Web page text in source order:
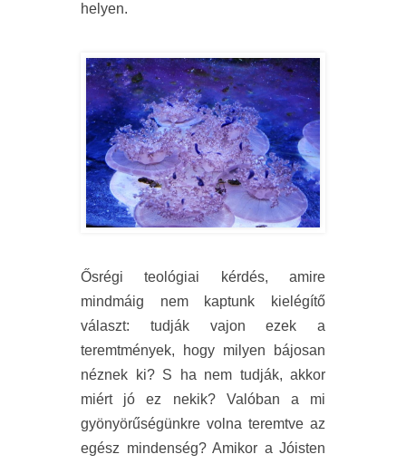
helyen.
Ősrégi teológiai kérdés, amire
mindmáig nem kaptunk kielégítő
választ: tudják vajon ezek a
teremtmények, hogy milyen bájosan
néznek ki? S ha nem tudják, akkor
miért jó ez nekik? Valóban a mi
gyönyörűségünkre volna teremtve az
egész mindenség? Amikor a Jóisten